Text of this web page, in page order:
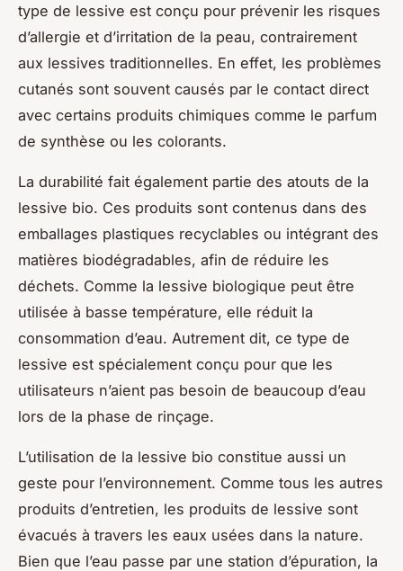
type de lessive est conçu pour prévenir les risques
d’allergie et d’irritation de la peau, contrairement
aux lessives traditionnelles. En effet, les problèmes
cutanés sont souvent causés par le contact direct
avec certains produits chimiques comme le parfum
de synthèse ou les colorants.
La durabilité fait également partie des atouts de la
lessive bio. Ces produits sont contenus dans des
emballages plastiques recyclables ou intégrant des
matières biodégradables, afin de réduire les
déchets. Comme la lessive biologique peut être
utilisée à basse température, elle réduit la
consommation d’eau. Autrement dit, ce type de
lessive est spécialement conçu pour que les
utilisateurs n’aient pas besoin de beaucoup d’eau
lors de la phase de rinçage.
L’utilisation de la lessive bio constitue aussi un
geste pour l’environnement. Comme tous les autres
produits d’entretien, les produits de lessive sont
évacués à travers les eaux usées dans la nature.
Bien que l’eau passe par une station d’épuration, la